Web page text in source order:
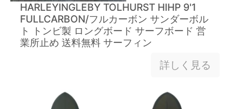
HARLEYINGLEBY TOLHURST HIHP 9'1
FULLCARBON/フルカーボン サンダーボル
ト トンビ製 ロングボード サーフボード 営
業所止め 送料無料 サーフィン
詳しく見る